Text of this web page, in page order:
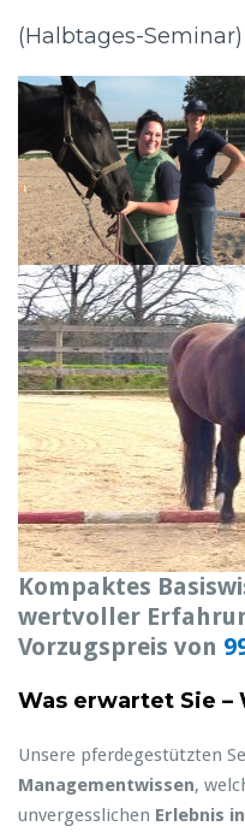
(Halbtages-Seminar)
Kompaktes
wertvoller
Vorzugspreis von
Was erwartet Sie –
Unsere pferdegestützten
Managementwissen,
unvergesslichen Erlebnis